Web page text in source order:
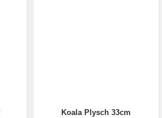
Koala Plysch 33cm